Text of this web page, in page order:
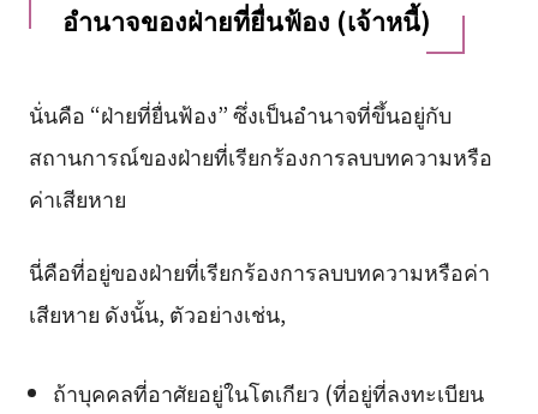
อำนาจของฝ่ายที่ยื่นฟ้อง (เจ้าหนี้)
นั่นคือ “ฝ่ายที่ยื่นฟ้อง” ซึ่งเป็นอำนาจที่ขึ้นอยู่กับ
สถานการณ์ของฝ่ายที่เรียกร้องการลบบทความหรือ
ค่าเสียหาย
นี่คือที่อยู่ของฝ่ายที่เรียกร้องการลบบทความหรือค่า
เสียหาย ดังนั้น, ตัวอย่างเช่น,
ถ้าบุคคลที่อาศัยอยู่ในโตเกียว (ที่อยู่ที่ลงทะเบียน